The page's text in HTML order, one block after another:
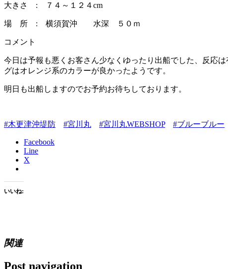
大きさ : ７４～１２４cm
場 所 : 横須賀沖 水深 ５０ｍ
コメント
今日は予報も悪くお客さん少なくゆったり出船でした、反応
グはオレンジ系のカラーが良かったようです。
明日も出船しますのでお予約お待ちしております。
#木更津沖堤防 #宮川丸 #宮川丸WEBSHOP #ブルーブルー
Facebook
Line
X
いいね:
関連
Post navigation